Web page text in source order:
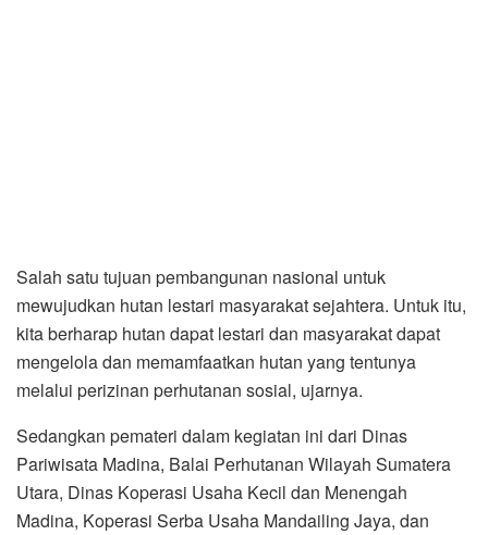
Salah satu tujuan pembangunan nasional untuk
mewujudkan hutan lestari masyarakat sejahtera. Untuk itu,
kita berharap hutan dapat lestari dan masyarakat dapat
mengelola dan memamfaatkan hutan yang tentunya
melalui perizinan perhutanan sosial, ujarnya.
Sedangkan pemateri dalam kegiatan ini dari Dinas
Pariwisata Madina, Balai Perhutanan Wilayah Sumatera
Utara, Dinas Koperasi Usaha Kecil dan Menengah
Madina, Koperasi Serba Usaha Mandailing Jaya, dan